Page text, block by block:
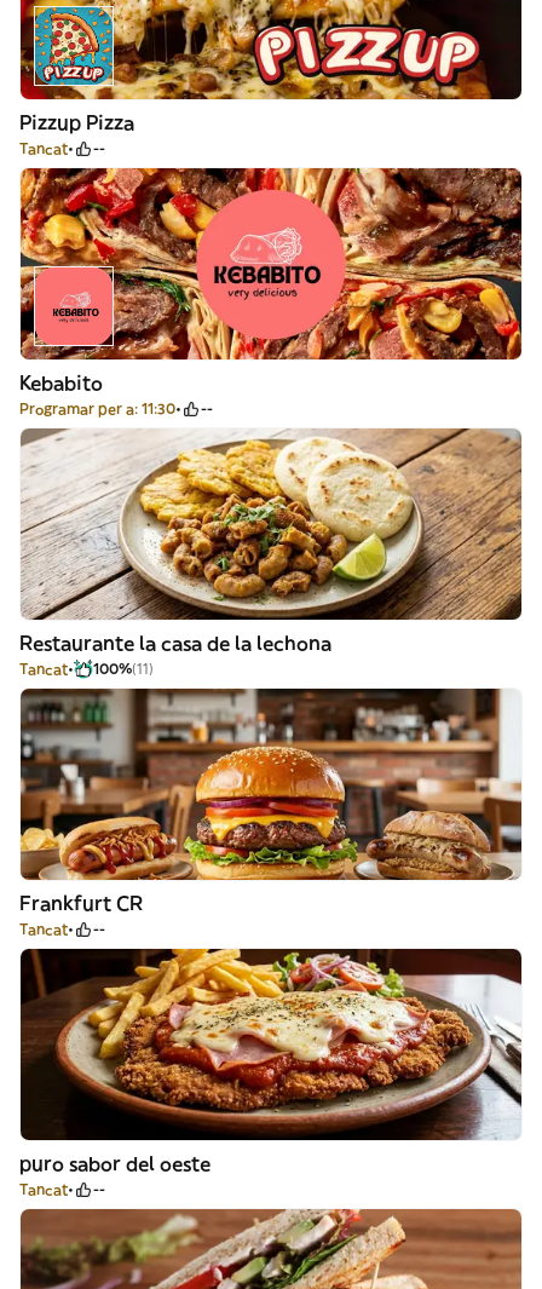
Pizzup Pizza
Tancat --
Kebabito
Programar per a: 11:30 --
Restaurante la casa de la lechona
Tancat 100%(11)
Frankfurt CR
Tancat --
puro sabor del oeste
Tancat --